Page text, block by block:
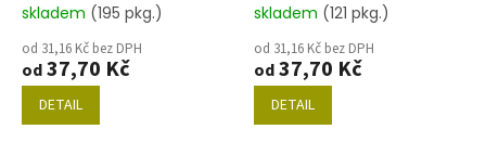
skladem (195 pkg.)
od 31,16 Kč bez DPH
od37,70 Kč
DETAIL
skladem (121 pkg.)
od 31,16 Kč bez DPH
od37,70 Kč
DETAIL